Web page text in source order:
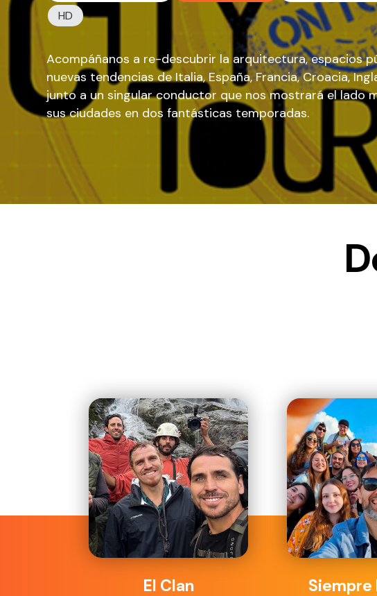
HD
Acompáñanos a re-descubrir la arquitectura, espacios
nuevas tendencias de Italia, España, Francia, Croacia,
junto a un singular conductor que nos mostrará el lado
sus ciudades en dos fantásticas temporadas.
El Clan
Siempre